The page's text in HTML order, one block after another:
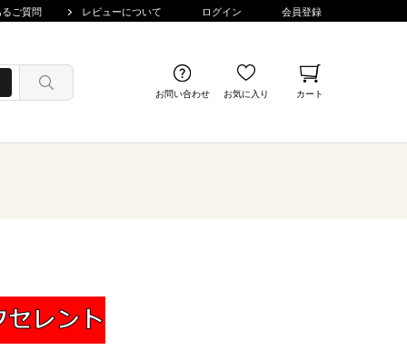
るご質問 レビューについて ログイン 会員登録
お問い合わせ お気に入り カート